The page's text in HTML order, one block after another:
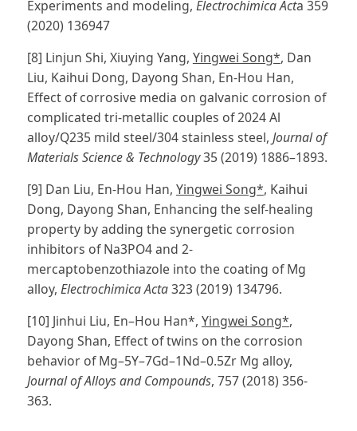
Experiments and modeling, Electrochimica Acta 359
(2020) 136947
[8] Linjun Shi, Xiuying Yang, Yingwei Song*, Dan
Liu, Kaihui Dong, Dayong Shan, En-Hou Han,
Effect of corrosive media on galvanic corrosion of
complicated tri-metallic couples of 2024 Al
alloy/Q235 mild steel/304 stainless steel, Journal of
Materials Science & Technology35 (2019) 1886–1893.
[9] Dan Liu, En-Hou Han, Yingwei Song*, Kaihui
Dong, Dayong Shan, Enhancing the self-healing
property by adding the synergetic corrosion
inhibitors of Na3PO4 and 2-
mercaptobenzothiazole into the coating of Mg
alloy, Electrochimica Acta323 (2019) 134796.
[10] Jinhui Liu, En–Hou Han*, Yingwei Song*,
Dayong Shan, Effect of twins on the corrosion
behavior of Mg–5Y–7Gd–1Nd–0.5Zr Mg alloy,
Journal of Alloys and Compounds, 757 (2018) 356-
363.